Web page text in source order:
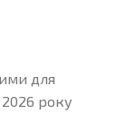
для
року